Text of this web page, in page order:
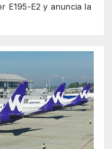
E195-E2 y anuncia la